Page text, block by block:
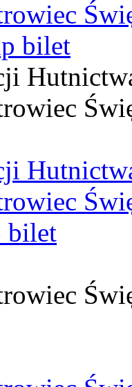
bilet
bilet